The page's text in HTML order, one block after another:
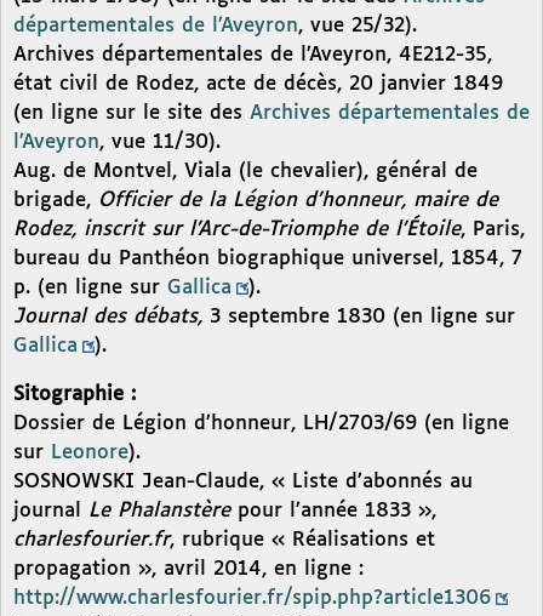
départementales de l’Aveyron, vue 25/32).
Archives départementales de l’Aveyron, 4E212-35,
état civil de Rodez, acte de décès, 20 janvier 1849
(en ligne sur le site des Archives départementales de
l’Aveyron, vue 11/30).
Aug. de Montvel, Viala (le chevalier), général de
brigade, Officier de la Légion d’honneur, maire de
Rodez, inscrit sur l’Arc-de-Triomphe de l’Étoile, Paris,
bureau du Panthéon biographique universel, 1854, 7
p. (en ligne sur Gallica
).
Journal des débats, 3 septembre 1830 (en ligne sur
Gallica
).
Sitographie :
Dossier de Légion d’honneur, LH/2703/69 (en ligne
sur Leonore).
SOSNOWSKI Jean-Claude, « Liste d’abonnés au
journal Le Phalanstèrepour l’année 1833 »,
charlesfourier.fr, rubrique « Réalisations et
propagation », avril 2014, en ligne :
http://www.charlesfourier.fr/spip.php?article1306